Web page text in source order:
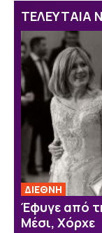
ΤΕΛΕΥΤΑΙΑ
ΔΙΕΘΝΗ
Έφυγε από
Μέσι, Χόρχε